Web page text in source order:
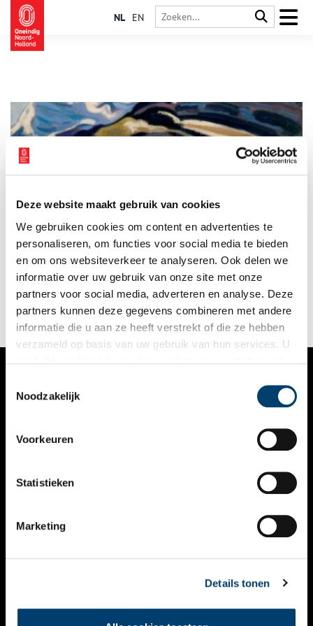
Deze website maakt gebruik van cookies
We gebruiken cookies om content en advertenties te
personaliseren, om functies voor social media te bieden
en om ons websiteverkeer te analyseren. Ook delen we
informatie over uw gebruik van onze site met onze
partners voor social media, adverteren en analyse. Deze
partners kunnen deze gegevens combineren met andere
informatie die u aan ze heeft verstrekt of die ze hebben
verzameld op basis van uw gebruik van hun services. U
Noodzakelijk
Voorkeuren
Statistieken
Marketing
Details tonen
NL EN
Op zondag 30 november 2025 opende in Museum
Kranenburgh Dirk Filarski – Over de top!, een ode aan de
reislustige schilder wiens carrière sterk verbonden is met
kunstenaarsdorp Bergen.
3 min
VERHALEN
KALENDER
THEMA’S
VIDEO’S
CONTACT